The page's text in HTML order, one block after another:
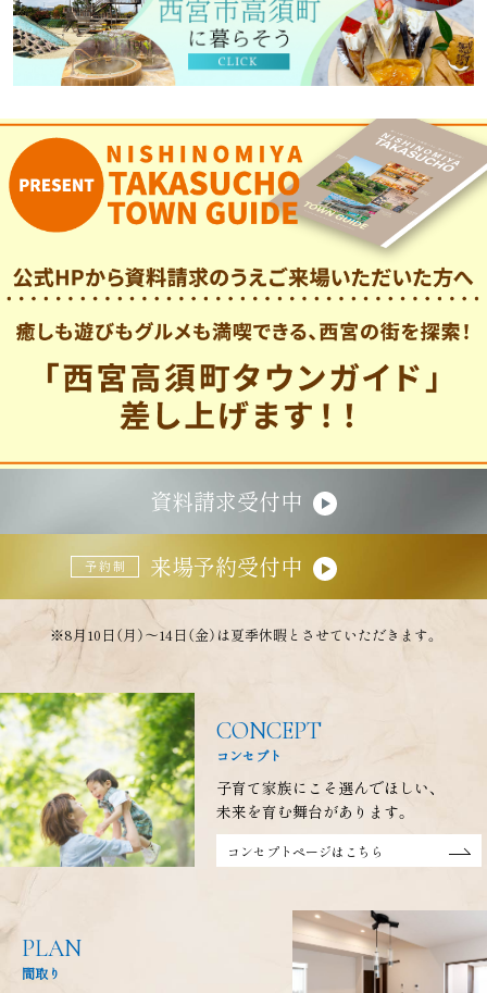
資料請求受付中
来場予約受付中
※8月10日（月）～14日（金）は夏季休暇とさせていただきます。
CONCEPT
コンセプト
子育て家族にこそ選んでほしい、
未来を育む舞台があります。
コンセプトページはこちら
PLAN
間取り